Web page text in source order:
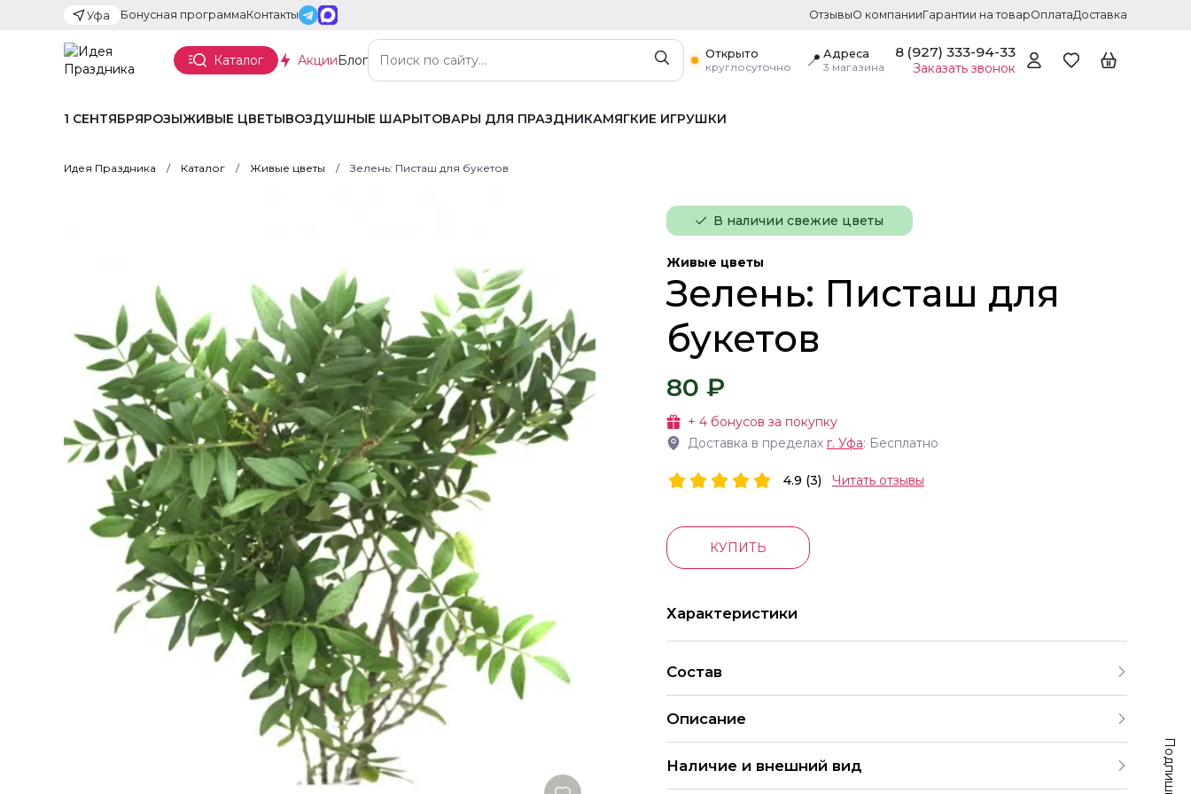
Уфа Бонусная программаКонтакты ОтзывыО компанииГарантии на товарОплатаДоставка
Каталог АкцииБлог
Открыто
круглосуточно
📍 Адреса
3 магазина
8 (927) 333-94-33
Заказать звонок
1 СЕНТЯБРЯРОЗЫЖИВЫЕ ЦВЕТЫВОЗДУШНЫЕ ШАРЫТОВАРЫ ДЛЯ ПРАЗДНИКАМЯГКИЕ ИГРУШКИ
Идея Праздника Каталог Живые цветы Зелень: Писташ для букетов
В наличии свежие цветы
Живые цветы
Зелень: Писташ для
букетов
80 ₽
+ 4 бонусов за покупку
Доставка в пределах г. Уфа: Бесплатно
4.9 (3) Читать отзывы
КУПИТЬ
Характеристики
Состав
Описание
Наличие и внешний вид